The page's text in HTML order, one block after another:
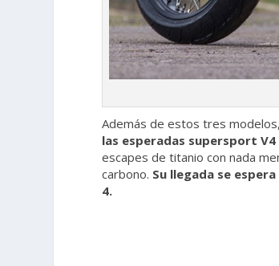
Además de estos tres modelos,
las esperadas supersport V4
escapes de titanio con nada
carbono. Su llegada se
4.